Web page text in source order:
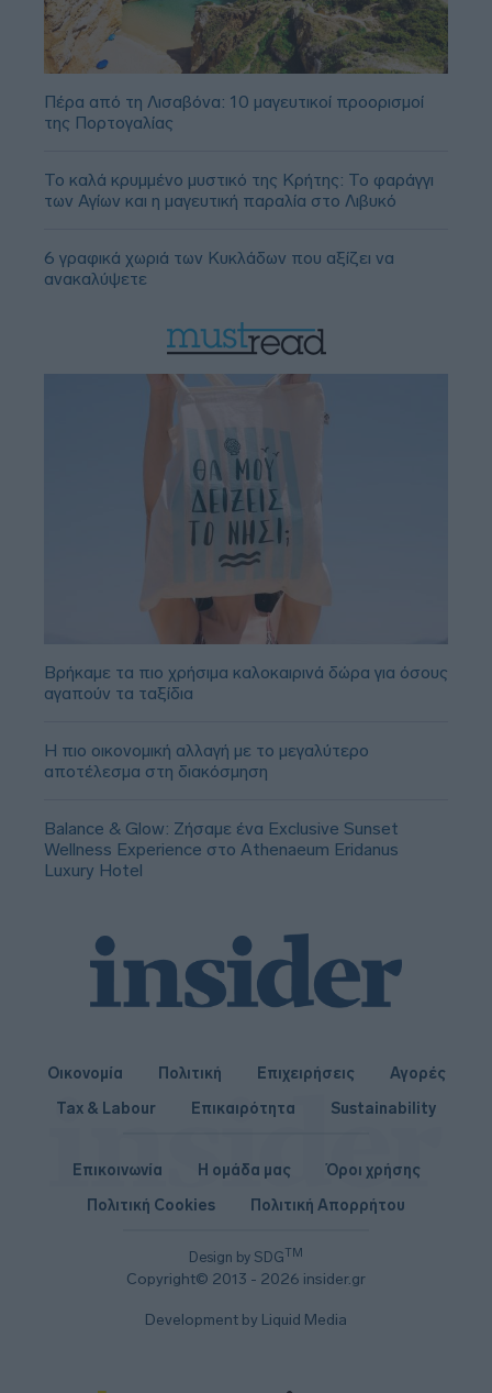
Πέρα από τη Λισαβόνα: 10 μαγευτικοί προορισμοί
της Πορτογαλίας
Το καλά κρυμμένο μυστικό της Κρήτης: Το φαράγγι
των Αγίων και η μαγευτική παραλία στο Λιβυκό
6 γραφικά χωριά των Κυκλάδων που αξίζει να
ανακαλύψετε
Βρήκαμε τα πιο χρήσιμα καλοκαιρινά δώρα για όσους
αγαπούν τα ταξίδια
Η πιο οικονομική αλλαγή με το μεγαλύτερο
αποτέλεσμα στη διακόσμηση
Balance & Glow: Ζήσαμε ένα Exclusive Sunset
Wellness Experience στο Athenaeum Eridanus
Luxury Hotel
Οικονομία Πολιτική Επιχειρήσεις
Αγορές
Tax & Labour
Επικαιρότητα Sustainability
Design by SDGTM
Copyright© 2013 - 2026 insider.gr
Επικοινωνία Η ομάδα μας
Όροι χρήσης
Πολιτική Cookies
Πολιτική Απορρήτου
Development by Liquid Media